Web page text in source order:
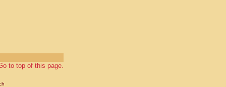
to top of this page.